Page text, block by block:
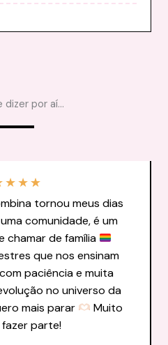
dizer por aí…
★★★
tornou meus dias
comunidade, é um
chamar de família
que nos ensinam
paciência e muita
no universo da
mais parar
Muito
fazer parte!